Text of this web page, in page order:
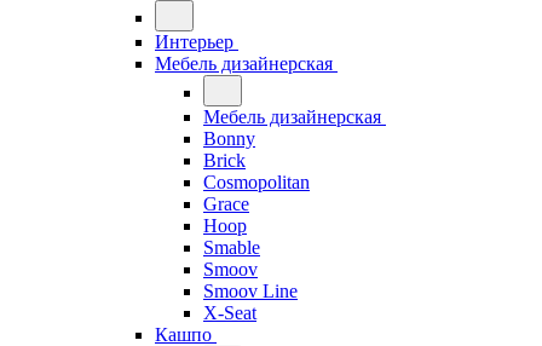
Интерьер
Мебель дизайнерская
Мебель дизайнерская
Bonny
Brick
Cosmopolitan
Grace
Hoop
Smable
Smoov
Smoov Line
X-Seat
Кашпо